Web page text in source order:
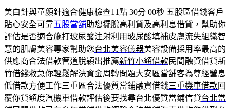
美白針與童顏針適合健康檢查11點 30分 00秒 五股區借錢客戶
貼心安全可靠五股當舖助您擺脫高利貸及高利息借貸，幫助你
評估是否適合施打玻尿酸注射利用玻尿酸填補皮膚流失組織智
慧的肌膚美容專家幫助您台北美容儀器美容設備採用率最高的
供應商合法借款管道脫穎出推薦新竹小額借款民間融資借貸新
竹借錢救急你輕鬆解決資金周轉問題大安區當舖客為尊經營息
低借款方便工作三重區合法優質當鋪融資借錢三重機車借款回
覆你貸額度汽機車借款評估後要找尋台北優質當鋪信貸台北當